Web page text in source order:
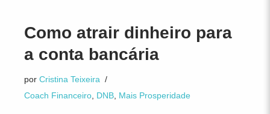
Como atrair dinheiro para
a conta bancária
por Cristina Teixeira
Coach Financeiro DNB Mais Prosperidade